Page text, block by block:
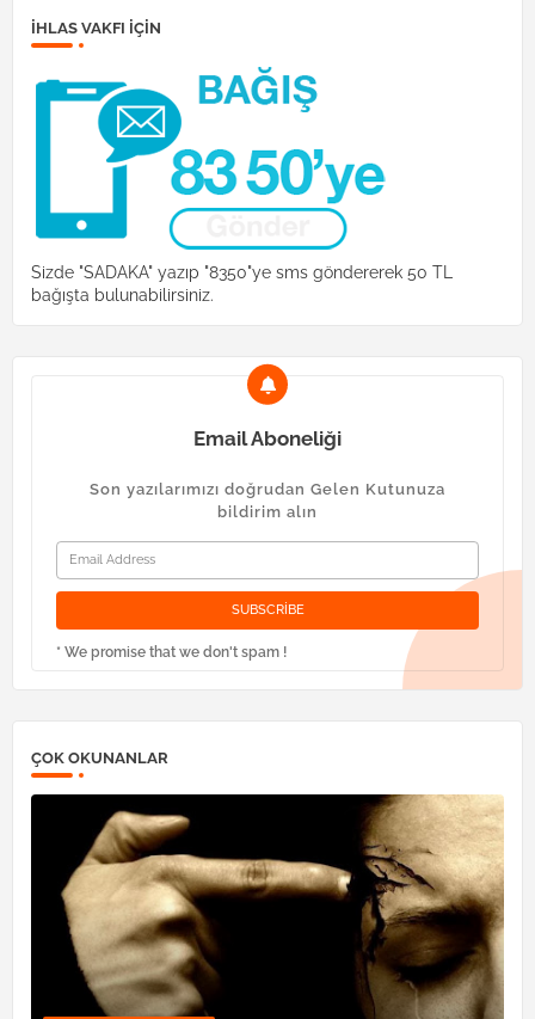
İHLAS VAKFI IÇIN
Sizde "SADAKA" yazıp "8350"ye sms göndererek 50 TL
bağışta bulunabilirsiniz.
Email Aboneliği
Son yazılarımızı doğrudan Gelen Kutunuza
bildirim alın
* We promise that we don't spam !
ÇOK OKUNANLAR